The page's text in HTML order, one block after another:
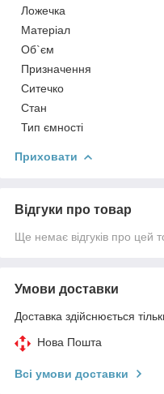
Ложечка
Матеріал
Об`єм
Призначення
Ситечко
Стан
Тип ємності
Приховати
Відгуки про товар
Ще немає відгуків про цей
Умови доставки
Доставка здійснюється
Нова Пошта
Всі умови доставки